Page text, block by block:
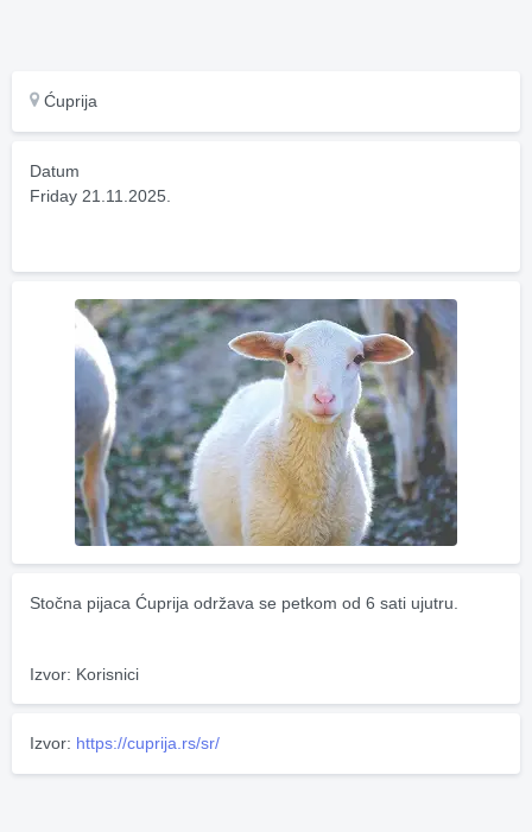
Ćuprija
Datum
Friday 21.11.2025.
Stočna pijaca Ćuprija održava se petkom od 6 sati ujutru.
Izvor: Korisnici
Izvor: https://cuprija.rs/sr/